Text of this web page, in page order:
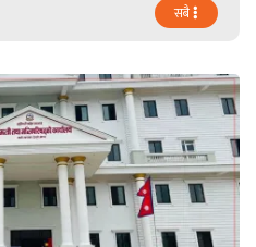
सबै